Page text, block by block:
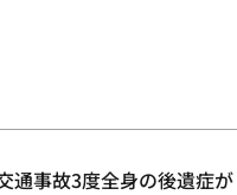
事故3度全身の後遺症が